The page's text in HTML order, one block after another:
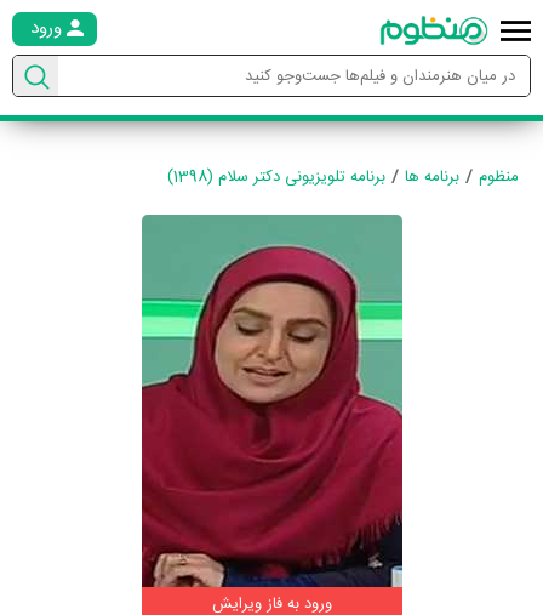
ورود
منظوم برنامه ها برنامه تلویزیونی دکتر سلام (1398)
ورود به فاز ویرایش